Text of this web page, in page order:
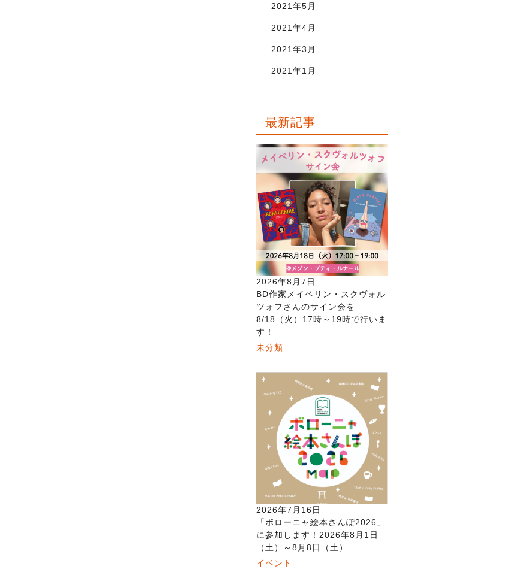
2021年5月
2021年4月
2021年3月
2021年1月
最新記事
2026年8月7日
BD作家メイベリン・スクヴォル
ツォフさんのサイン会を
8/18（火）17時～19時で行いま
す！
未分類
2026年7月16日
「ボローニャ絵本さんぽ2026」
に参加します！2026年8月1日
（土）～8月8日（土）
イベント